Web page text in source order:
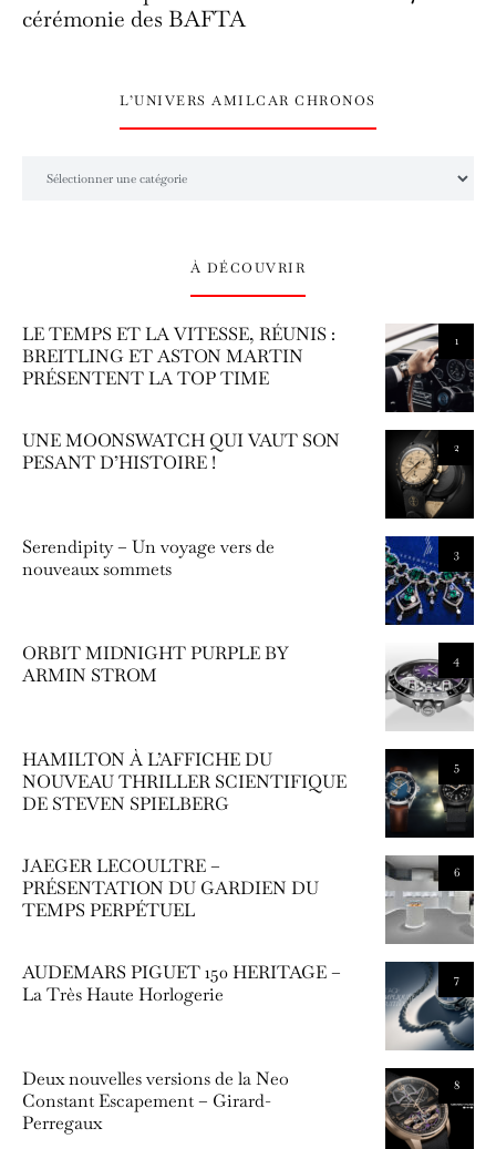
cérémonie des BAFTA
L’UNIVERS AMILCAR CHRONOS
À DÉCOUVRIR
1
LE TEMPS ET LA VITESSE, RÉUNIS :
BREITLING ET ASTON MARTIN
PRÉSENTENT LA TOP TIME
2
UNE MOONSWATCH QUI VAUT SON
PESANT D’HISTOIRE !
3
Serendipity – Un voyage vers de
nouveaux sommets
4
ORBIT MIDNIGHT PURPLE BY
ARMIN STROM
5
HAMILTON À L’AFFICHE DU
NOUVEAU THRILLER SCIENTIFIQUE
DE STEVEN SPIELBERG
6
JAEGER LECOULTRE –
PRÉSENTATION DU GARDIEN DU
TEMPS PERPÉTUEL
7
AUDEMARS PIGUET 150 HERITAGE –
La Très Haute Horlogerie
8
Deux nouvelles versions de la Neo
Constant Escapement – Girard-
Perregaux